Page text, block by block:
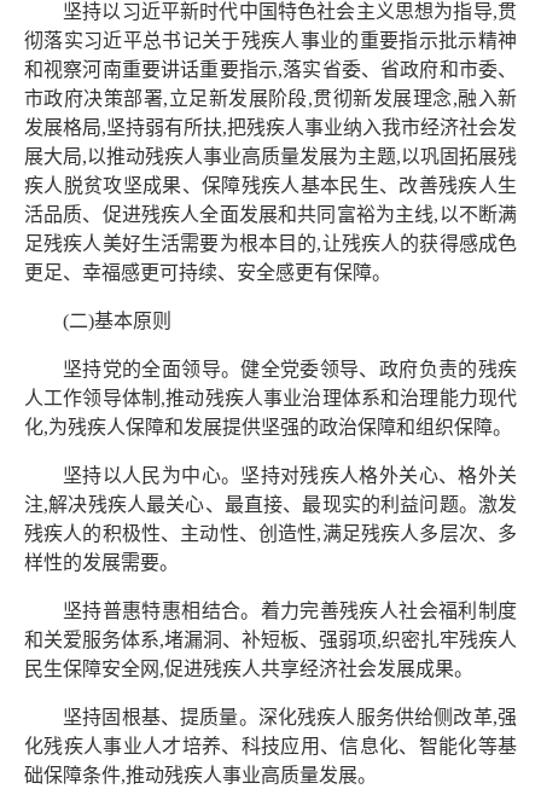
坚持以习近平新时代中国特色社会主义思想为指导,贯
彻落实习近平总书记关于残疾人事业的重要指示批示精神
和视察河南重要讲话重要指示,落实省委、省政府和市委、
市政府决策部署,立足新发展阶段,贯彻新发展理念,融入新
发展格局,坚持弱有所扶,把残疾人事业纳入我市经济社会发
展大局,以推动残疾人事业高质量发展为主题,以巩固拓展残
疾人脱贫攻坚成果、保障残疾人基本民生、改善残疾人生
活品质、促进残疾人全面发展和共同富裕为主线,以不断满
足残疾人美好生活需要为根本目的,让残疾人的获得感成色
更足、幸福感更可持续、安全感更有保障。
(二)基本原则
坚持党的全面领导。健全党委领导、政府负责的残疾
人工作领导体制,推动残疾人事业治理体系和治理能力现代
化,为残疾人保障和发展提供坚强的政治保障和组织保障。
坚持以人民为中心。坚持对残疾人格外关心、格外关
注,解决残疾人最关心、最直接、最现实的利益问题。激发
残疾人的积极性、主动性、创造性,满足残疾人多层次、多
样性的发展需要。
坚持普惠特惠相结合。着力完善残疾人社会福利制度
和关爱服务体系,堵漏洞、补短板、强弱项,织密扎牢残疾人
民生保障安全网,促进残疾人共享经济社会发展成果。
坚持固根基、提质量。深化残疾人服务供给侧改革,强
化残疾人事业人才培养、科技应用、信息化、智能化等基
础保障条件,推动残疾人事业高质量发展。